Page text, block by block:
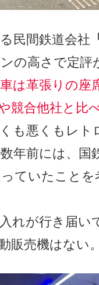
民間鉄道会社
の高さで定評
は革張りの
競合他社と比
も悪くもレト
年前には、
ていたこと
れが行き届い
販売機はない。